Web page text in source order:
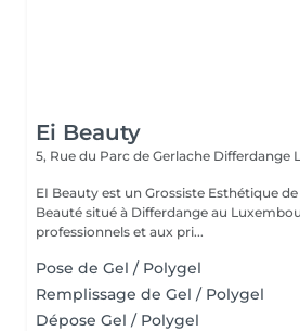
Ei Beauty
5, Rue du Parc de Gerlache Differdange
EI Beauty est un Grossiste Esthétique
Beauté situé à Differdange au Luxembourg, Nous
professionnels et aux pri...
Pose de Gel / Polygel
Remplissage de Gel / Polygel
Dépose Gel / Polygel